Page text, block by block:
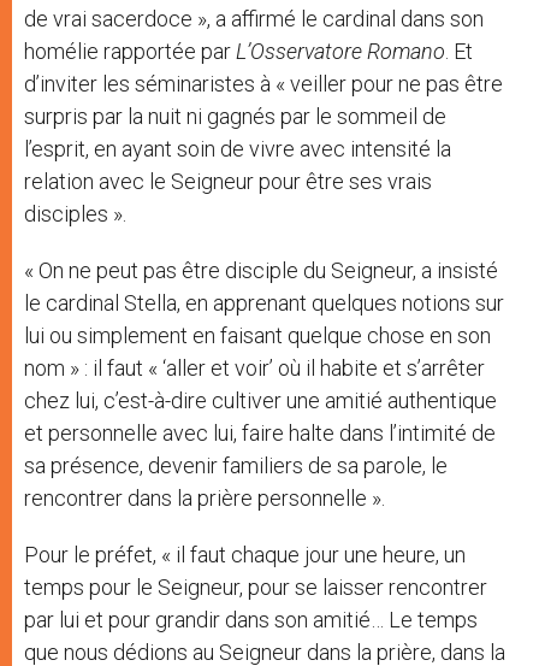
de vrai sacerdoce », a affirmé le cardinal dans son
homélie rapportée par L’Osservatore Romano . Et
d’inviter les séminaristes à « veiller pour ne pas être
surpris par la nuit ni gagnés par le sommeil de
l’esprit, en ayant soin de vivre avec intensité la
relation avec le Seigneur pour être ses vrais
disciples ».
« On ne peut pas être disciple du Seigneur, a insisté
le cardinal Stella, en apprenant quelques notions sur
lui ou simplement en faisant quelque chose en son
nom » : il faut « ‘aller et voir’ où il habite et s’arrêter
chez lui, c’est-à-dire cultiver une amitié authentique
et personnelle avec lui, faire halte dans l’intimité de
sa présence, devenir familiers de sa parole, le
rencontrer dans la prière personnelle ».
Pour le préfet, « il faut chaque jour une heure, un
temps pour le Seigneur, pour se laisser rencontrer
par lui et pour grandir dans son amitié… Le temps
que nous dédions au Seigneur dans la prière, dans la